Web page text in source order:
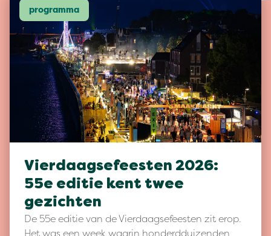
programma
Vierdaagsefeesten 2026:
55e editie kent twee
gezichten
De 55e editie van de Vierdaagsefeesten zit erop.